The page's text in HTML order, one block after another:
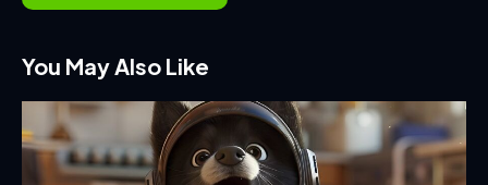
You May Also Like